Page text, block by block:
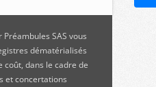
SAS vous
dématérialisés
coût, dans le cadre de
et concertations